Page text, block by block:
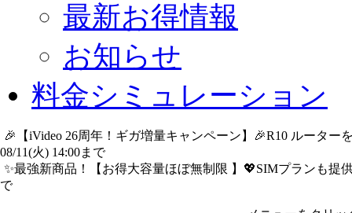
最新お得情報
お知らせ
料金シミュレーション
🎉【iVideo 26周年！ギガ増量キャンペーン】🎉R10 ルータ
08/11(火) 14:00まで
✨️最強新商品！【お得大容量ほぼ無制限 】💖SIMプランも提
で